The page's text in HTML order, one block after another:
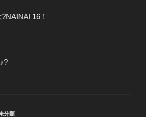
16！
分類